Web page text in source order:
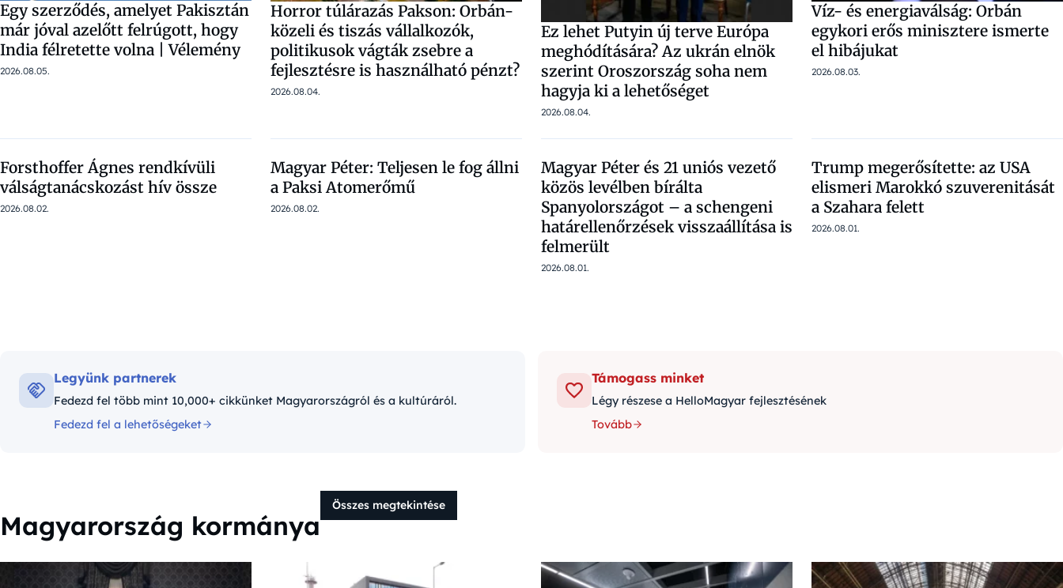
Egy szerződés, amelyet Pakisztán
már jóval azelőtt felrúgott, hogy
India félretette volna | Vélemény
2026.08.05.
Horror túlárazás Pakson: Orbán-
közeli és tiszás vállalkozók,
politikusok vágták zsebre a
fejlesztésre is használható pénzt?
2026.08.04.
Ez lehet Putyin új terve Európa
meghódítására? Az ukrán elnök
szerint Oroszország soha nem
hagyja ki a lehetőséget
2026.08.04.
Víz- és energiaválság: Orbán
egykori erős minisztere ismerte
el hibájukat
2026.08.03.
Forsthoffer Ágnes rendkívüli
válságtanácskozást hív össze
2026.08.02.
Magyar Péter: Teljesen le fog állni
a Paksi Atomerőmű
2026.08.02.
Magyar Péter és 21 uniós vezető
közös levélben bírálta
Spanyolországot – a schengeni
határellenőrzések visszaállítása is
felmerült
2026.08.01.
Trump megerősítette: az USA
elismeri Marokkó szuverenitását
a Szahara felett
2026.08.01.
Legyünk partnerek
Fedezd fel több mint 10,000+ cikkünket Magyarországról és a kultúráról.
Fedezd fel a lehetőségeket
Támogass minket
Légy részese a HelloMagyar fejlesztésének
Tovább
Magyarország kormánya
Összes megtekintése